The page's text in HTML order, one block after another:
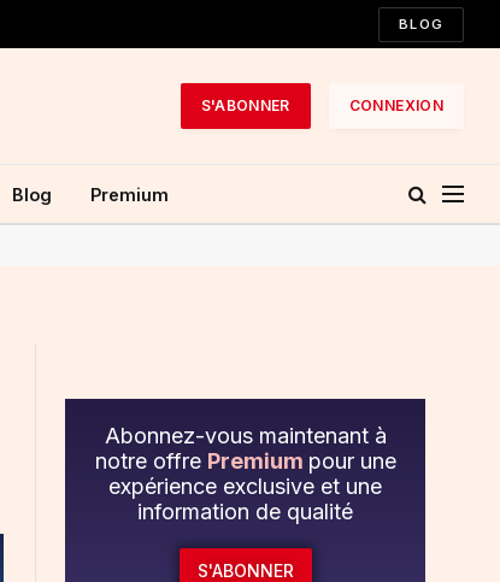
BLOG
S'ABONNER CONNEXION
Blog Premium
Abonnez-vous maintenant à
notre offre Premium pour une
expérience exclusive et une
information de qualité
S'ABONNER